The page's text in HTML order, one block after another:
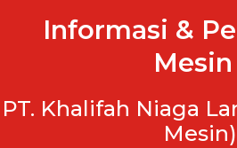
Informasi &
Mesin
PT. Khalifah Niaga
Mesin)